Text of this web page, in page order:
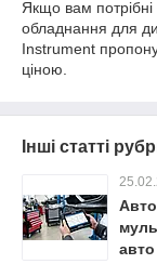
Якщо вам
обладнання для
Instrument
ціною.
Інші статті
авто